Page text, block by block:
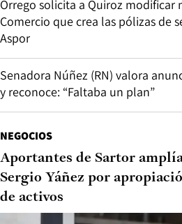
Orrego solicita a Quiroz modificar
Comercio que crea las pólizas de
Aspor
Senadora Núñez (RN) valora
y reconoce: “Faltaba un plan”
NEGOCIOS
Aportantes de Sartor
Sergio Yáñez por
de activos